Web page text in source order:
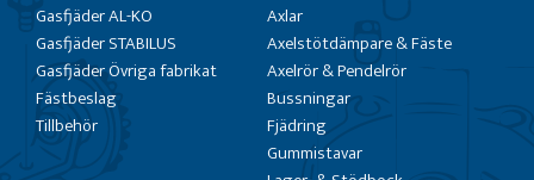
Gasfjäder AL-KO
Gasfjäder STABILUS
Gasfjäder Övriga fabrikat
Fästbeslag
Tillbehör
Axlar
Axelstötdämpare & Fäste
Axelrör & Pendelrör
Bussningar
Fjädring
Gummistavar